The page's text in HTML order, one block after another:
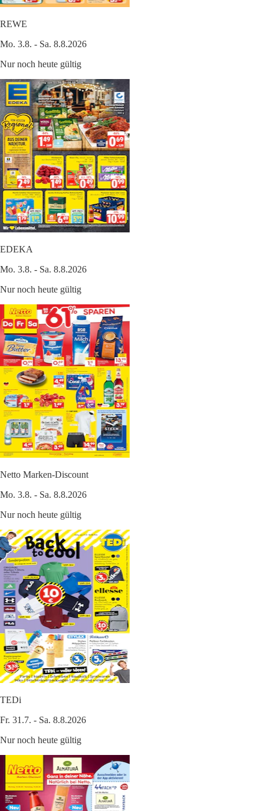
REWE
Mo. 3.8. - Sa. 8.8.2026
Nur noch heute gültig
EDEKA
Mo. 3.8. - Sa. 8.8.2026
Nur noch heute gültig
Netto Marken-Discount
Mo. 3.8. - Sa. 8.8.2026
Nur noch heute gültig
TEDi
Fr. 31.7. - Sa. 8.8.2026
Nur noch heute gültig